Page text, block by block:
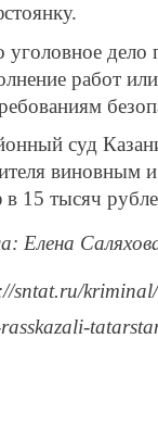
дело
работ или
суд
виновным
15 тысяч
Елена
sntat.ru/